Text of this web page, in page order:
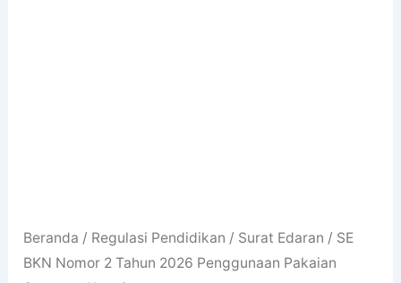
Beranda / Regulasi Pendidikan / Surat Edaran / SE
BKN Nomor 2 Tahun 2026 Penggunaan Pakaian